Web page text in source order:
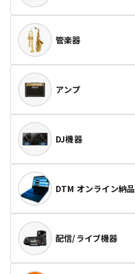
管楽器
アンプ
DJ機器
DTM オンライン納品
配信/ライブ機器